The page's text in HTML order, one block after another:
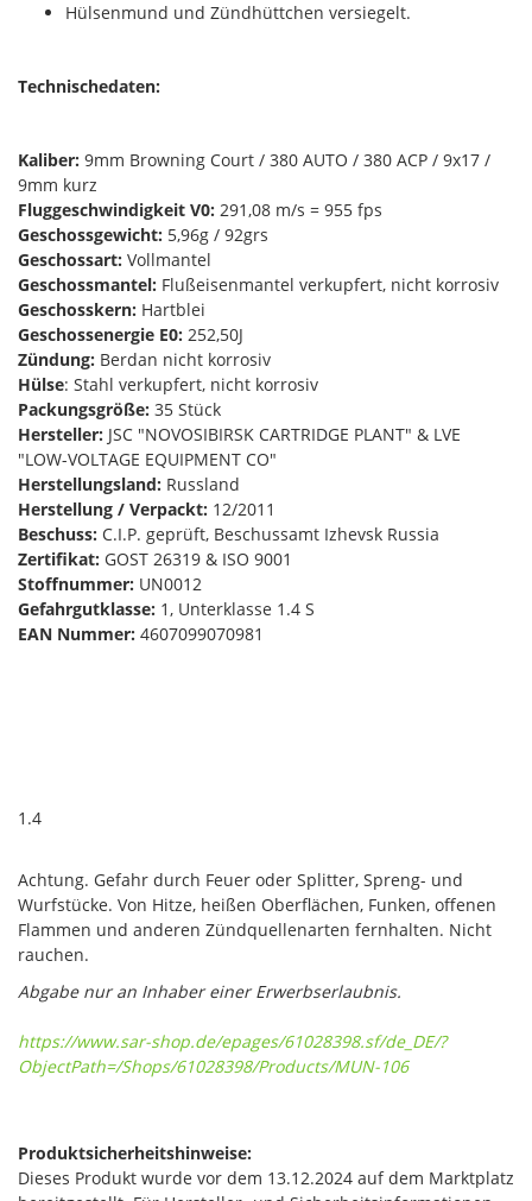
Hülsenmund und Zündhüttchen versiegelt.
Technischedaten:
Kaliber: 9mm Browning Court / 380 AUTO / 380 ACP / 9x17 /
9mm kurz
Fluggeschwindigkeit V0: 291,08 m/s = 955 fps
Geschossgewicht: 5,96g / 92grs
Geschossart: Vollmantel
Geschossmantel: Flußeisenmantel verkupfert, nicht korrosiv
Geschosskern: Hartblei
Geschossenergie E0: 252,50J
Zündung: Berdan nicht korrosiv
Hülse: Stahl verkupfert, nicht korrosiv
Packungsgröße: 35 Stück
Hersteller: JSC "NOVOSIBIRSK CARTRIDGE PLANT" & LVE
"LOW-VOLTAGE EQUIPMENT CO"
Herstellungsland: Russland
Herstellung / Verpackt: 12/2011
Beschuss: C.I.P. geprüft, Beschussamt Izhevsk Russia
Zertifikat: GOST 26319 & ISO 9001
Stoffnummer: UN0012
Gefahrgutklasse: 1, Unterklasse 1.4 S
EAN Nummer: 4607099070981
1.4
Achtung. Gefahr durch Feuer oder Splitter, Spreng- und
Wurfstücke. Von Hitze, heißen Oberflächen, Funken, offenen
Flammen und anderen Zündquellenarten fernhalten. Nicht
rauchen.
Abgabe nur an Inhaber einer Erwerbserlaubnis.
https://www.sar-shop.de/epages/61028398.sf/de_DE/?
ObjectPath=/Shops/61028398/Products/MUN-106
Produktsicherheitshinweise:
Dieses Produkt wurde vor dem 13.12.2024 auf dem Marktplatz